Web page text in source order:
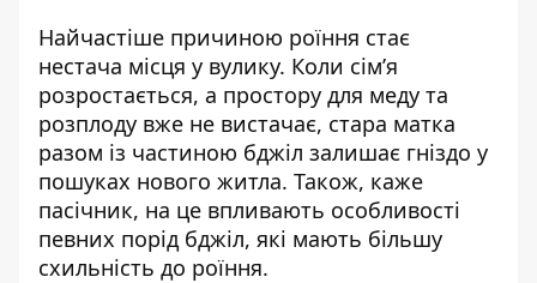
Найчастіше причиною роїння стає
нестача місця у вулику. Коли сім’я
розростається, а простору для меду та
розплоду вже не вистачає, стара матка
разом із частиною бджіл залишає гніздо у
пошуках нового житла. Також, каже
пасічник, на це впливають особливості
певних порід бджіл, які мають більшу
схильність до роїння.